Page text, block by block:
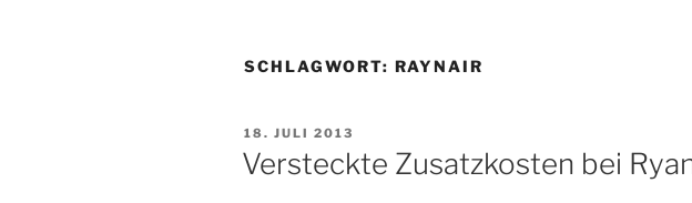
SCHLAGWORT: RAYNAIR
VERÖFFENTLICHT
AM
18. JULI 2013
Versteckte Zusatzkosten bei